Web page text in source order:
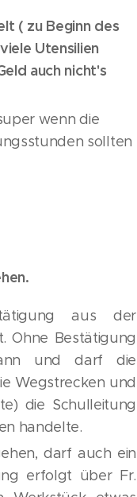
( zu Beginn des
Utensilien
auch nicht's
wenn die
sollten
aus der
Ohne Bestätigung
und darf die
Wegstrecken und
die Schulleitung
handelte.
darf auch ein
erfolgt über Fr.